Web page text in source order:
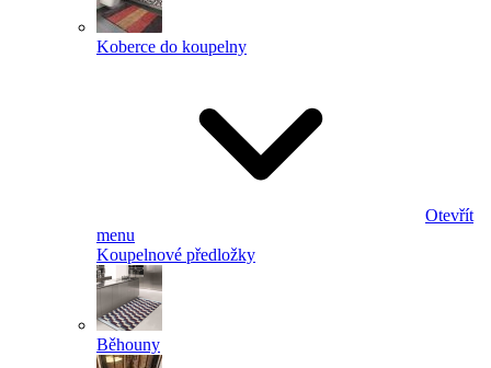
Koberce do koupelny
Otevřít
menu
Koupelnové předložky
Běhouny